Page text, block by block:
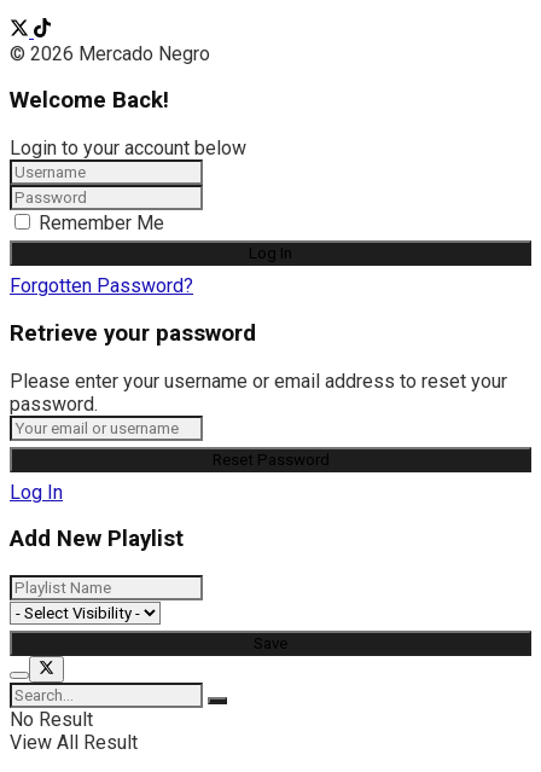
© 2026 Mercado Negro
Welcome Back!
Login to your account below
Remember Me
Forgotten Password?
Retrieve your password
Please enter your username or email address to reset your
password.
Log In
Add New Playlist
No Result
View All Result